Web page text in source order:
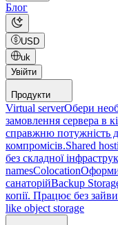
Блог
USD
uk
Увійти
Продукти
Virtual serverОбери
замовлення сервера в
справжню потужність
компромісів.Shared
без складної
namesColocationОформи
санаторійBackup
копії. Працює без
like object storage